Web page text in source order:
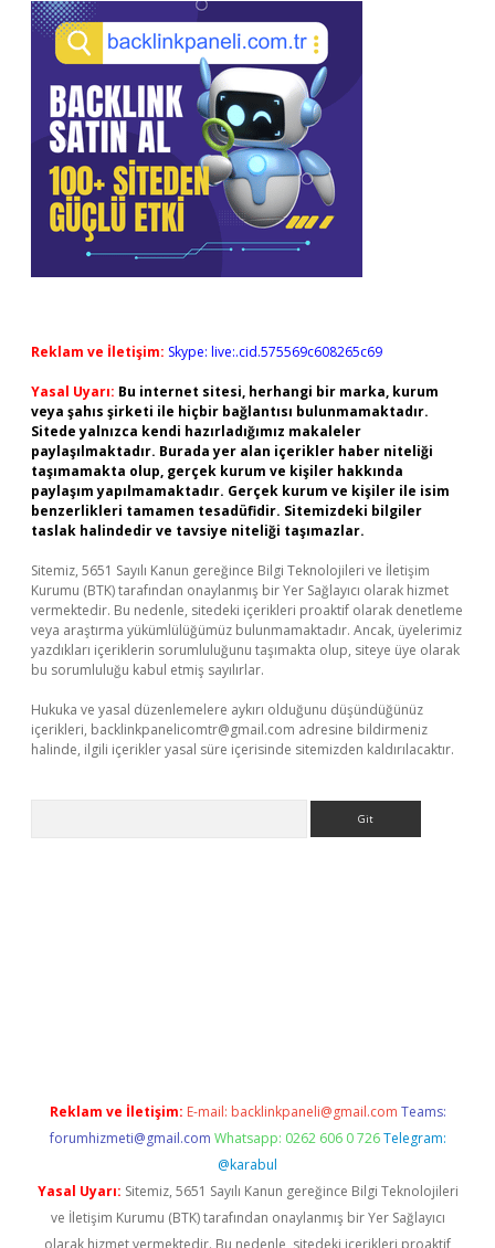
Reklam ve İletişim: Skype: live:.cid.575569c608265c69
Yasal Uyarı: Bu internet sitesi, herhangi bir marka, kurum
veya şahıs şirketi ile hiçbir bağlantısı bulunmamaktadır.
Sitede yalnızca kendi hazırladığımız makaleler
paylaşılmaktadır. Burada yer alan içerikler haber niteliği
taşımamakta olup, gerçek kurum ve kişiler hakkında
paylaşım yapılmamaktadır. Gerçek kurum ve kişiler ile isim
benzerlikleri tamamen tesadüfidir. Sitemizdeki bilgiler
taslak halindedir ve tavsiye niteliği taşımazlar.
Sitemiz, 5651 Sayılı Kanun gereğince Bilgi Teknolojileri ve İletişim
Kurumu (BTK) tarafından onaylanmış bir Yer Sağlayıcı olarak hizmet
vermektedir. Bu nedenle, sitedeki içerikleri proaktif olarak denetleme
veya araştırma yükümlülüğümüz bulunmamaktadır. Ancak, üyelerimiz
yazdıkları içeriklerin sorumluluğunu taşımakta olup, siteye üye olarak
bu sorumluluğu kabul etmiş sayılırlar.
Hukuka ve yasal düzenlemelere aykırı olduğunu düşündüğünüz
içerikleri, backlinkpanelicomtr@gmail.com adresine bildirmeniz
halinde, ilgili içerikler yasal süre içerisinde sitemizden kaldırılacaktır.
Reklam ve İletişim: E-mail: backlinkpaneli@gmail.com Teams:
forumhizmeti@gmail.com Whatsapp: 0262 606 0 726 Telegram:
@karabul
Yasal Uyarı: Sitemiz, 5651 Sayılı Kanun gereğince Bilgi Teknolojileri
ve İletişim Kurumu (BTK) tarafından onaylanmış bir Yer Sağlayıcı
olarak hizmet vermektedir. Bu nedenle, sitedeki içerikleri proaktif